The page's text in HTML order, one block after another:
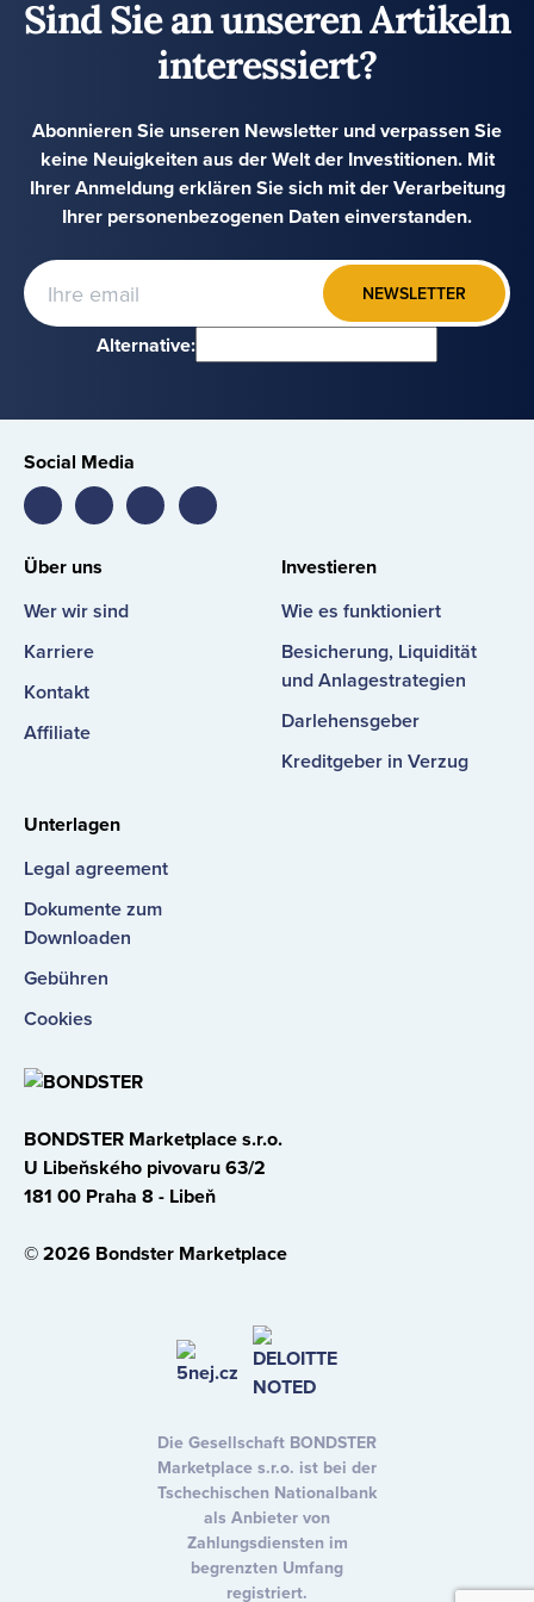
Sind Sie an unseren Artikeln
interessiert?
Abonnieren Sie unseren Newsletter und verpassen Sie
keine Neuigkeiten aus der Welt der Investitionen. Mit
Ihrer Anmeldung erklären Sie sich mit der Verarbeitung
Ihrer personenbezogenen Daten einverstanden.
NEWSLETTER
Alternative:
Social Media
BondsterBondster
Über uns
Wer wir sind
Karriere
Kontakt
Affiliate
Investieren
Wie es funktioniert
Besicherung, Liquidität
und Anlagestrategien
Darlehensgeber
Kreditgeber in Verzug
Unterlagen
Legal agreement
Dokumente zum
Downloaden
Gebühren
Cookies
BONDSTER Marketplace s.r.o.
U Libeňského pivovaru 63/2
181 00 Praha 8 - Libeň
© 2026 Bondster Marketplace
Die Gesellschaft BONDSTER
Marketplace s.r.o. ist bei der
Tschechischen Nationalbank
als Anbieter von
Zahlungsdiensten im
begrenzten Umfang
registriert.